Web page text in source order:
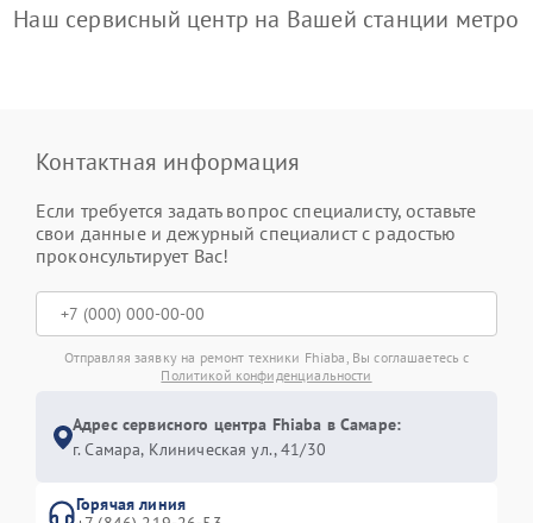
Наш сервисный центр на Вашей станции метро
Контактная информация
Если требуется задать вопрос специалисту, оставьте
свои данные и дежурный специалист с радостью
проконсультирует Вас!
Отправляя заявку на ремонт техники Fhiaba, Вы соглашаетесь с
Политикой конфиденциальности
Адрес сервисного центра Fhiaba в Самаре:
г. Самара, Клиническая ул., 41/30
Горячая линия